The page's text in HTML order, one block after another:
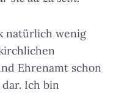
natürlich wenig
Ehrenamt schon
Ich bin